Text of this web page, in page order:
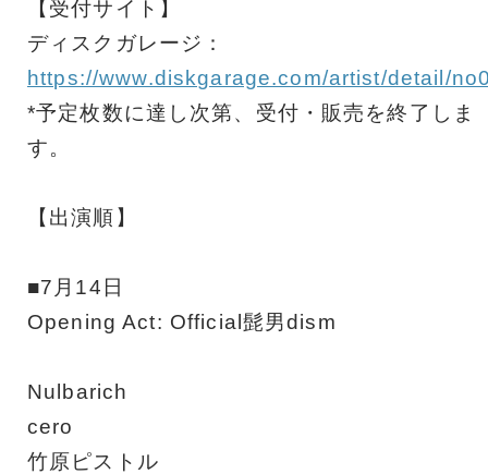
【受付サイト】
ディスクガレージ：
https://www.diskgarage.com/artist/detail/
*予定枚数に達し次第、受付・販売を終了しま
す。
【出演順】
■7月14日
Opening Act: Official髭男dism
Nulbarich
cero
竹原ピストル